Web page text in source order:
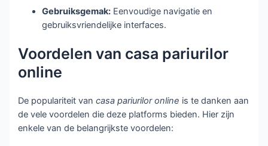
Gebruiksgemak: Eenvoudige navigatie en
gebruiksvriendelijke interfaces.
Voordelen van casa pariurilor
online
De populariteit vancasa pariurilor online is te danken aan
de vele voordelen die deze platforms bieden. Hier zijn
enkele van de belangrijkste voordelen: